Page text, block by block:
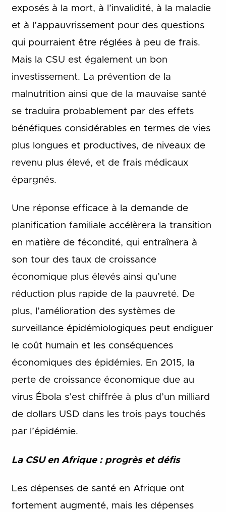
exposés à la mort, à l’invalidité, à la maladie
et à l’appauvrissement pour des questions
qui pourraient être réglées à peu de frais.
Mais la CSU est également un bon
investissement. La prévention de la
malnutrition ainsi que de la mauvaise santé
se traduira probablement par des effets
bénéfiques considérables en termes de vies
plus longues et productives, de niveaux de
revenu plus élevé, et de frais médicaux
épargnés.
Une réponse efficace à la demande de
planification familiale accélèrera la transition
en matière de fécondité, qui entraînera à
son tour des taux de croissance
économique plus élevés ainsi qu’une
réduction plus rapide de la pauvreté. De
plus, l’amélioration des systèmes de
surveillance épidémiologiques peut endiguer
le coût humain et les conséquences
économiques des épidémies. En 2015, la
perte de croissance économique due au
virus Ébola s’est chiffrée à plus d’un milliard
de dollars USD dans les trois pays touchés
par l’épidémie.
La CSU en Afrique : progrès et défis
Les dépenses de santé en Afrique ont
fortement augmenté, mais les dépenses